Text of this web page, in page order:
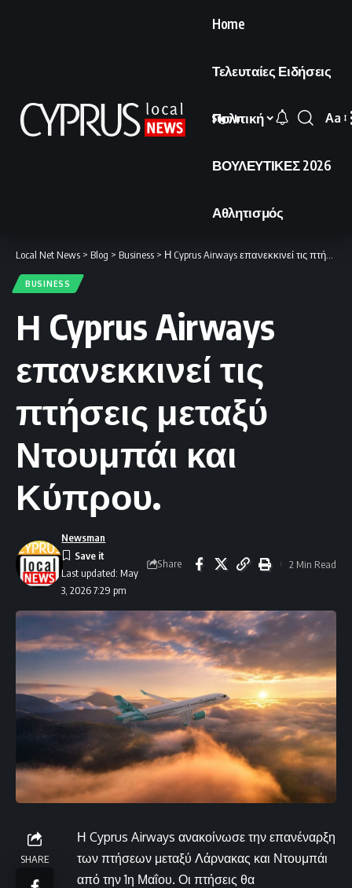
Home
Τελευταίες Ειδήσεις
Πολιτική
ΒΟΥΛΕΥΤΙΚΕΣ 2026
Αθλητισμός
Sign In
Font
Aa
Local Net News > Blog > Business > Η Cyprus Airways επανεκκινεί τις πτήσεις μεταξύ Ντουμπάι και Κύπρου.
BUSINESS
Η Cyprus Airways
επανεκκινεί τις
πτήσεις μεταξύ
Ντουμπάι και
Κύπρου.
Last updated: May
3, 2026 7:29 pm
Newsman
Share 2 Min Read
SHARE
Η Cyprus Airways ανακοίνωσε την επανέναρξη
των πτήσεων μεταξύ Λάρνακας και Ντουμπάι
από την 1η Μαΐου. Οι πτήσεις θα